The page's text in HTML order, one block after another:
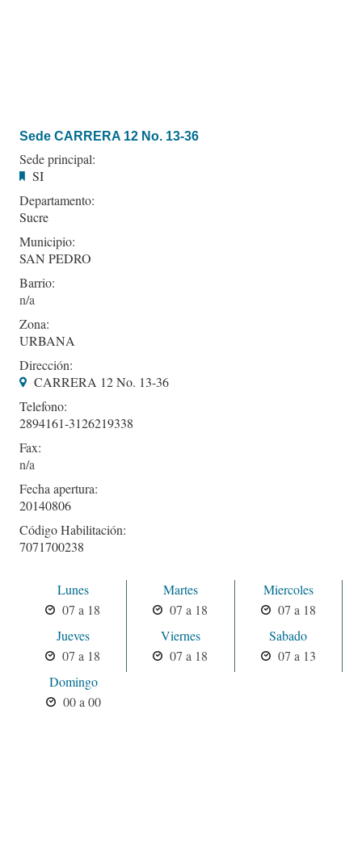
Sede CARRERA 12 No. 13-36
Sede principal:
SI
Departamento:
Sucre
Municipio:
SAN PEDRO
Barrio:
Zona:
URBANA
Dirección:
CARRERA 12 No. 13-36
Telefono:
2894161-3126219338
Fax:
Fecha apertura:
20140806
Código Habilitación:
7071700238
Lunes
07 a 18
Martes
07 a 18
Miercoles
07 a 18
Jueves
07 a 18
Viernes
07 a 18
Sabado
07 a 13
Domingo
00 a 00